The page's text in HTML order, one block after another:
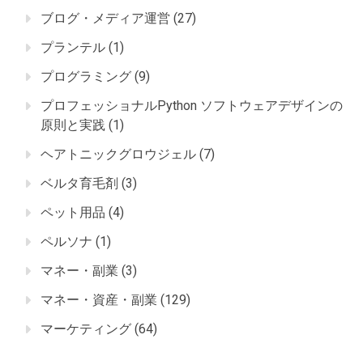
ブログ・メディア運営 (27)
プランテル (1)
プログラミング (9)
プロフェッショナルPython ソフトウェアデザインの
原則と実践 (1)
ヘアトニックグロウジェル (7)
ベルタ育毛剤 (3)
ペット用品 (4)
ペルソナ (1)
マネー・副業 (3)
マネー・資産・副業 (129)
マーケティング (64)